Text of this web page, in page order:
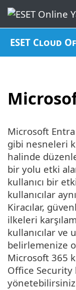
ESET Cloud
Microsoft
gibi nesneleri
halinde
bir yolu etki
kullanıcı bir
kullanıcılar
Kiracılar,
ilkeleri
kullanıcılar ve
belirlemenize
Microsoft 365
Office